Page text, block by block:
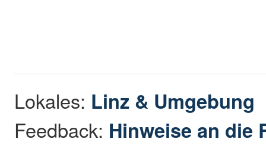
Lokales: Linz & Umgebung
Feedback: Hinweise an die